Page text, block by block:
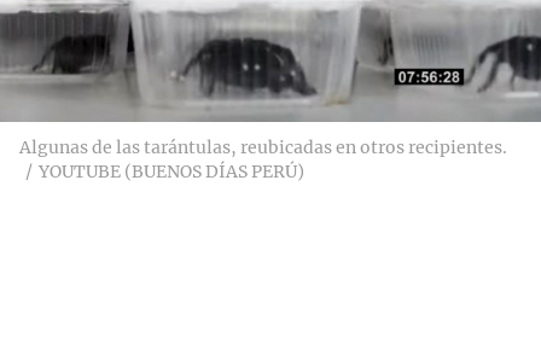
Algunas de las tarántulas, reubicadas en otros recipientes.
YOUTUBE (BUENOS DÍAS PERÚ)